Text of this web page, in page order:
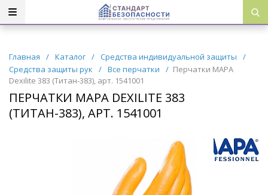
Главная / Каталог / Средства индивидуальной защиты
/
Средства защиты рук
/ Все перчатки / Перчатки МАРА
Dexilite 383 (Титан-383), арт. 1541001
ПЕРЧАТКИ МАРА DEXILITE 383
(ТИТАН-383), АРТ. 1541001